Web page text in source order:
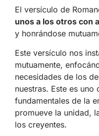
El versículo de
unos a los otros con
y honrándose
Este versículo nos
mutuamente,
necesidades de los
nuestras. Este es
fundamentales de la
promueve la unidad,
los creyentes.